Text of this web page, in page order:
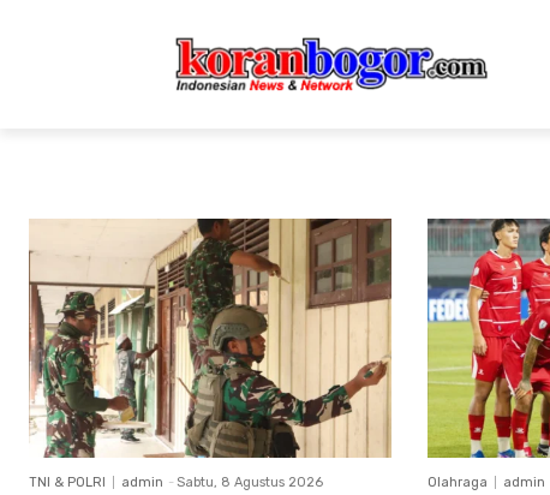
TNI & POLRI admin - Sabtu, 8 Agustus 2026 Olahraga admin